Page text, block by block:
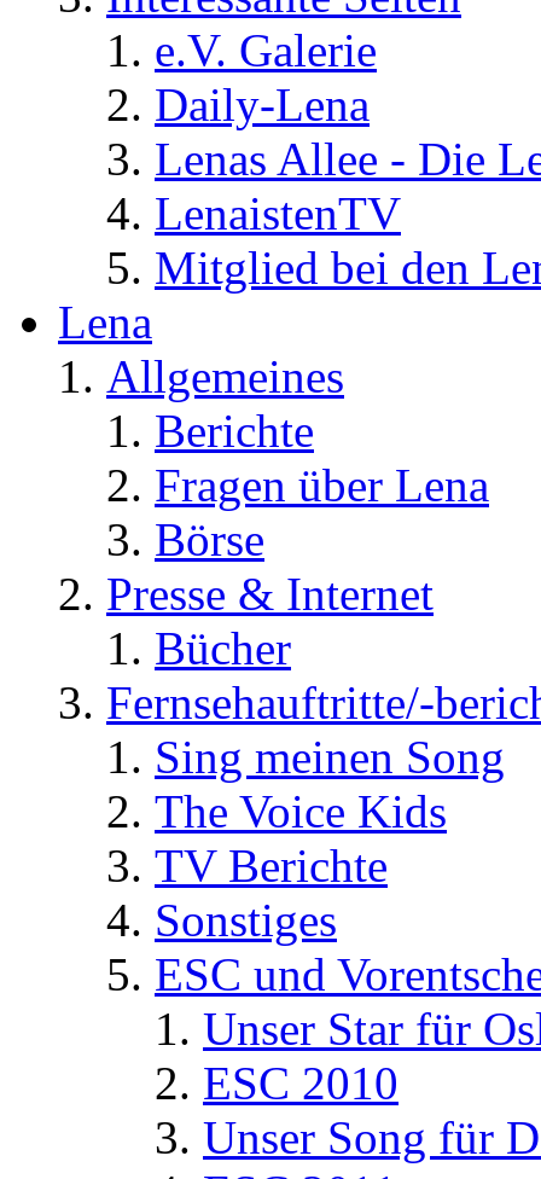
e.V. Galerie
Daily-Lena
Lenas Allee - Die
LenaistenTV
Mitglied bei den
Lena
Allgemeines
Berichte
Fragen über Lena
Börse
Presse & Internet
Bücher
Fernsehauftritte/-
Sing meinen Song
The Voice Kids
TV Berichte
Sonstiges
ESC und
Unser Star für
ESC 2010
Unser Song für